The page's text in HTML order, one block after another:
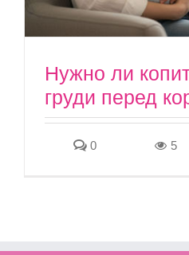
Нужно ли
груди перед
0 5